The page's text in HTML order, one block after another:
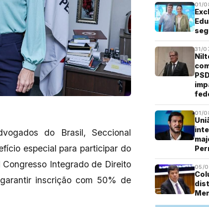
do Brasil, Seccional
especial para participar do
Integrado de Direito
inscrição com 50% de
01/
31/
01/
05/